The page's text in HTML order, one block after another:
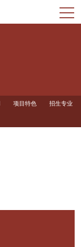
项目特色 招生专业